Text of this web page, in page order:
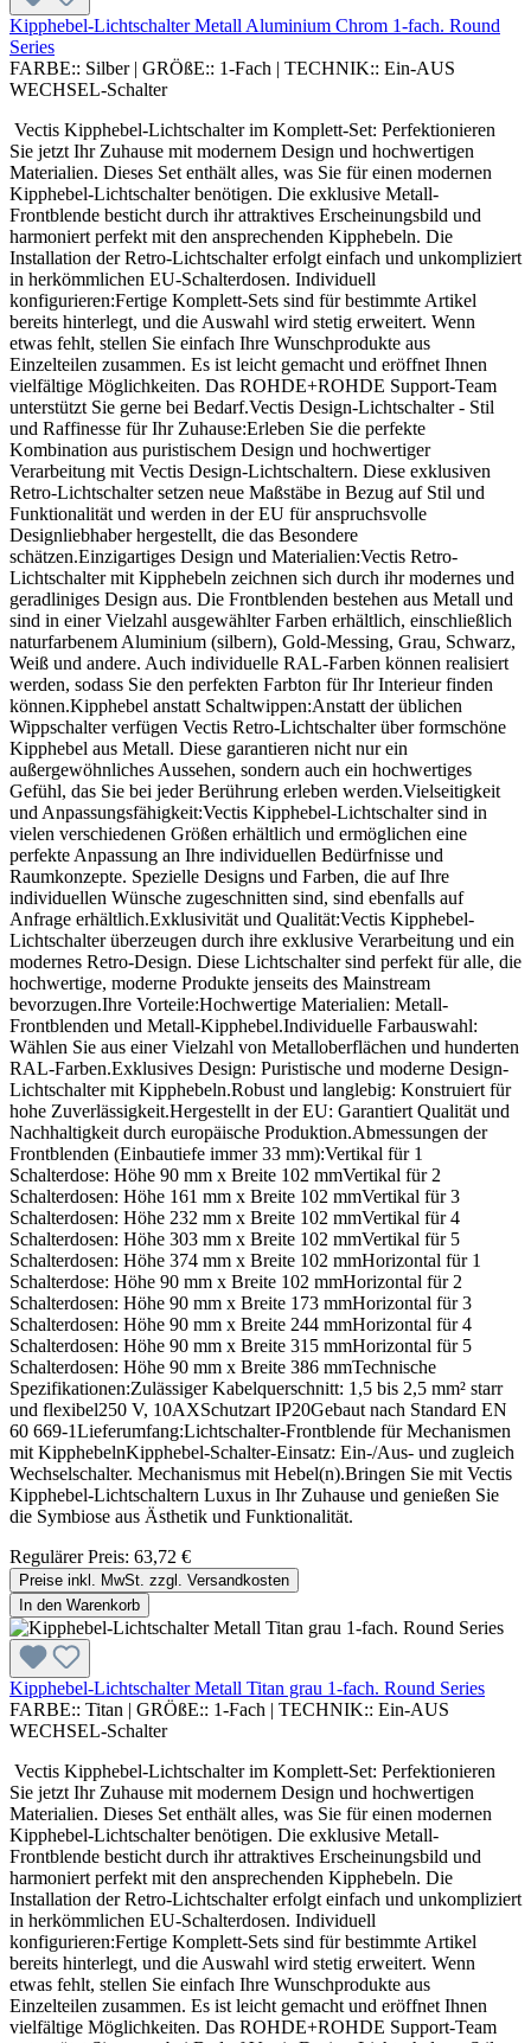
Kipphebel-Lichtschalter Metall Aluminium Chrom 1-fach. Round
Series
FARBE:: Silber | GRÖßE:: 1-Fach | TECHNIK:: Ein-AUS
WECHSEL-Schalter
Vectis Kipphebel-Lichtschalter im Komplett-Set: Perfektionieren
Sie jetzt Ihr Zuhause mit modernem Design und hochwertigen
Materialien. Dieses Set enthält alles, was Sie für einen modernen
Kipphebel-Lichtschalter benötigen. Die exklusive Metall-
Frontblende besticht durch ihr attraktives Erscheinungsbild und
harmoniert perfekt mit den ansprechenden Kipphebeln. Die
Installation der Retro-Lichtschalter erfolgt einfach und unkompliziert
in herkömmlichen EU-Schalterdosen. Individuell
konfigurieren:Fertige Komplett-Sets sind für bestimmte Artikel
bereits hinterlegt, und die Auswahl wird stetig erweitert. Wenn
etwas fehlt, stellen Sie einfach Ihre Wunschprodukte aus
Einzelteilen zusammen. Es ist leicht gemacht und eröffnet Ihnen
vielfältige Möglichkeiten. Das ROHDE+ROHDE Support-Team
unterstützt Sie gerne bei Bedarf.Vectis Design-Lichtschalter - Stil
und Raffinesse für Ihr Zuhause:Erleben Sie die perfekte
Kombination aus puristischem Design und hochwertiger
Verarbeitung mit Vectis Design-Lichtschaltern. Diese exklusiven
Retro-Lichtschalter setzen neue Maßstäbe in Bezug auf Stil und
Funktionalität und werden in der EU für anspruchsvolle
Designliebhaber hergestellt, die das Besondere
schätzen.Einzigartiges Design und Materialien:Vectis Retro-
Lichtschalter mit Kipphebeln zeichnen sich durch ihr modernes und
geradliniges Design aus. Die Frontblenden bestehen aus Metall und
sind in einer Vielzahl ausgewählter Farben erhältlich, einschließlich
naturfarbenem Aluminium (silbern), Gold-Messing, Grau, Schwarz,
Weiß und andere. Auch individuelle RAL-Farben können realisiert
werden, sodass Sie den perfekten Farbton für Ihr Interieur finden
können.Kipphebel anstatt Schaltwippen:Anstatt der üblichen
Wippschalter verfügen Vectis Retro-Lichtschalter über formschöne
Kipphebel aus Metall. Diese garantieren nicht nur ein
außergewöhnliches Aussehen, sondern auch ein hochwertiges
Gefühl, das Sie bei jeder Berührung erleben werden.Vielseitigkeit
und Anpassungsfähigkeit:Vectis Kipphebel-Lichtschalter sind in
vielen verschiedenen Größen erhältlich und ermöglichen eine
perfekte Anpassung an Ihre individuellen Bedürfnisse und
Raumkonzepte. Spezielle Designs und Farben, die auf Ihre
individuellen Wünsche zugeschnitten sind, sind ebenfalls auf
Anfrage erhältlich.Exklusivität und Qualität:Vectis Kipphebel-
Lichtschalter überzeugen durch ihre exklusive Verarbeitung und ein
modernes Retro-Design. Diese Lichtschalter sind perfekt für alle, die
hochwertige, moderne Produkte jenseits des Mainstream
bevorzugen.Ihre Vorteile:Hochwertige Materialien: Metall-
Frontblenden und Metall-Kipphebel.Individuelle Farbauswahl:
Wählen Sie aus einer Vielzahl von Metalloberflächen und hunderten
RAL-Farben.Exklusives Design: Puristische und moderne Design-
Lichtschalter mit Kipphebeln.Robust und langlebig: Konstruiert für
hohe Zuverlässigkeit.Hergestellt in der EU: Garantiert Qualität und
Nachhaltigkeit durch europäische Produktion.Abmessungen der
Frontblenden (Einbautiefe immer 33 mm):Vertikal für 1
Schalterdose: Höhe 90 mm x Breite 102 mmVertikal für 2
Schalterdosen: Höhe 161 mm x Breite 102 mmVertikal für 3
Schalterdosen: Höhe 232 mm x Breite 102 mmVertikal für 4
Schalterdosen: Höhe 303 mm x Breite 102 mmVertikal für 5
Schalterdosen: Höhe 374 mm x Breite 102 mmHorizontal für 1
Schalterdose: Höhe 90 mm x Breite 102 mmHorizontal für 2
Schalterdosen: Höhe 90 mm x Breite 173 mmHorizontal für 3
Schalterdosen: Höhe 90 mm x Breite 244 mmHorizontal für 4
Schalterdosen: Höhe 90 mm x Breite 315 mmHorizontal für 5
Schalterdosen: Höhe 90 mm x Breite 386 mmTechnische
Spezifikationen:Zulässiger Kabelquerschnitt: 1,5 bis 2,5 mm² starr
und flexibel250 V, 10AXSchutzart IP20Gebaut nach Standard EN
60 669-1Lieferumfang:Lichtschalter-Frontblende für Mechanismen
mit KipphebelnKipphebel-Schalter-Einsatz: Ein-/Aus- und zugleich
Wechselschalter. Mechanismus mit Hebel(n).Bringen Sie mit Vectis
Kipphebel-Lichtschaltern Luxus in Ihr Zuhause und genießen Sie
die Symbiose aus Ästhetik und Funktionalität.
Regulärer Preis: 63,72 €
Preise inkl. MwSt. zzgl. Versandkosten
In den Warenkorb
Kipphebel-Lichtschalter Metall Titan grau 1-fach. Round Series
FARBE:: Titan | GRÖßE:: 1-Fach | TECHNIK:: Ein-AUS
WECHSEL-Schalter
Vectis Kipphebel-Lichtschalter im Komplett-Set: Perfektionieren
Sie jetzt Ihr Zuhause mit modernem Design und hochwertigen
Materialien. Dieses Set enthält alles, was Sie für einen modernen
Kipphebel-Lichtschalter benötigen. Die exklusive Metall-
Frontblende besticht durch ihr attraktives Erscheinungsbild und
harmoniert perfekt mit den ansprechenden Kipphebeln. Die
Installation der Retro-Lichtschalter erfolgt einfach und unkompliziert
in herkömmlichen EU-Schalterdosen. Individuell
konfigurieren:Fertige Komplett-Sets sind für bestimmte Artikel
bereits hinterlegt, und die Auswahl wird stetig erweitert. Wenn
etwas fehlt, stellen Sie einfach Ihre Wunschprodukte aus
Einzelteilen zusammen. Es ist leicht gemacht und eröffnet Ihnen
vielfältige Möglichkeiten. Das ROHDE+ROHDE Support-Team